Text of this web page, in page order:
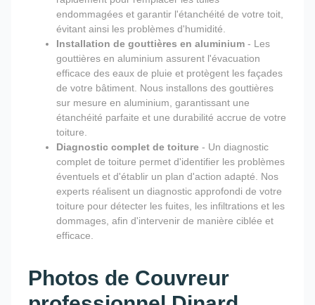
endommagées et garantir l'étanchéité de votre toit,
évitant ainsi les problèmes d'humidité.
Installation de gouttières en aluminium - Les
gouttières en aluminium assurent l'évacuation
efficace des eaux de pluie et protègent les façades
de votre bâtiment. Nous installons des gouttières
sur mesure en aluminium, garantissant une
étanchéité parfaite et une durabilité accrue de votre
toiture.
Diagnostic complet de toiture - Un diagnostic
complet de toiture permet d'identifier les problèmes
éventuels et d'établir un plan d'action adapté. Nos
experts réalisent un diagnostic approfondi de votre
toiture pour détecter les fuites, les infiltrations et les
dommages, afin d'intervenir de manière ciblée et
efficace.
Photos de Couvreur